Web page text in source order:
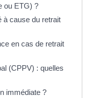
ou ETG) ?
à cause du retrait
en cas de retrait
(CPPV) : quelles
immédiate ?